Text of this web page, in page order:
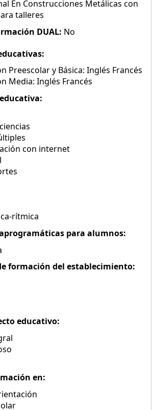
En Construcciones Metálicas con
talleres
DUAL: No
Preescolar y Básica: Inglés Francés
Media: Inglés Francés
con internet
rítmica
para alumnos:
formación del establecimiento:
educativo:
en: